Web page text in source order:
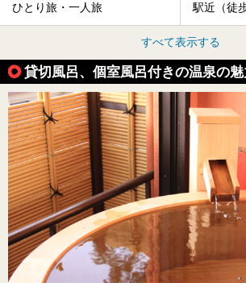
ひとり旅・一人旅 駅近（徒
すべて表示する
貸切風呂、個室風呂付きの温泉の魅